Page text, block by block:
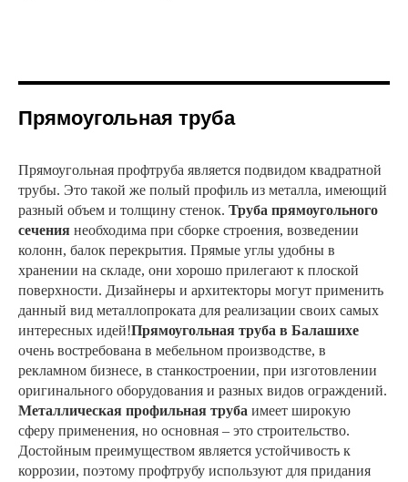
Прямоугольная труба
Прямоугольная профтруба является подвидом квадратной
трубы. Это такой же полый профиль из металла, имеющий
разный объем и толщину стенок. Труба прямоугольного
сечения необходима при сборке строения, возведении
колонн, балок перекрытия. Прямые углы удобны в
хранении на складе, они хорошо прилегают к плоской
поверхности. Дизайнеры и архитекторы могут применить
данный вид металлопроката для реализации своих самых
интересных идей!Прямоугольная труба в Балашихе
очень востребована в мебельном производстве, в
рекламном бизнесе, в станкостроении, при изготовлении
оригинального оборудования и разных видов ограждений.
Металлическая профильная труба имеет широкую
сферу применения, но основная – это строительство.
Достойным преимуществом является устойчивость к
коррозии, поэтому профтрубу используют для придания